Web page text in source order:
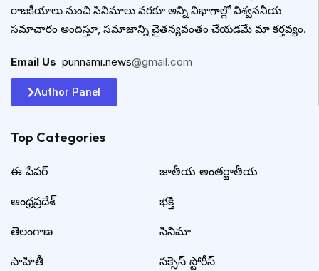
రాజకీయాలు నుంచి సినిమాలు వరకూ అన్ని విభాగాల్లో విశ్వసనీయ
సమాచారం అందిస్తూ, సమాజాన్ని చైతన్యవంతం చేయడమే మా కర్తవ్యం.
Email Us punnami.news@gmail.com
Author Panel
Top Categories​
ఈ పేపర్
ఆంధ్రప్రదేశ్
తెలంగాణ
సాహితీ
జాతీయ అంతర్జాతీయ
భక్తి
సినిమా
సక్సెస్ స్టోరీస్